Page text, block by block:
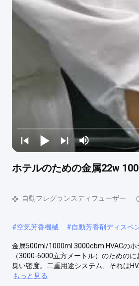
ホテルのための金属22w
自動フレグランスディフューザー
#空気芳香機械 #自動芳香剤ディスペ
金属500ml/1000ml 3000cbm HVACのホ
（3000-6000立方メートル）のための
臭い密度。二重用途システム、それは
もっと見る